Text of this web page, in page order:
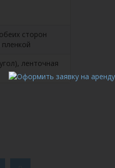
сторон
ленточная